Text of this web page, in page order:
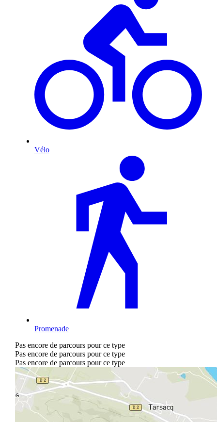
Vélo
Promenade
Pas encore de parcours pour ce type
Pas encore de parcours pour ce type
Pas encore de parcours pour ce type